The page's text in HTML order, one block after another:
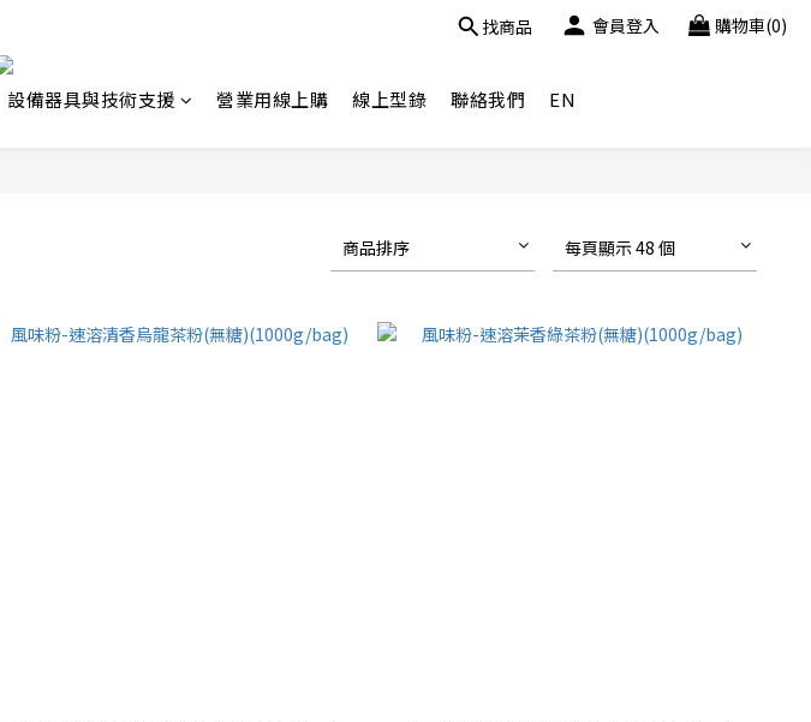
找商品 會員登入 購物車(0)
設備器具與技術支援 營業用線上購 線上型錄 聯絡我們 EN
商品排序 每頁顯示 48 個